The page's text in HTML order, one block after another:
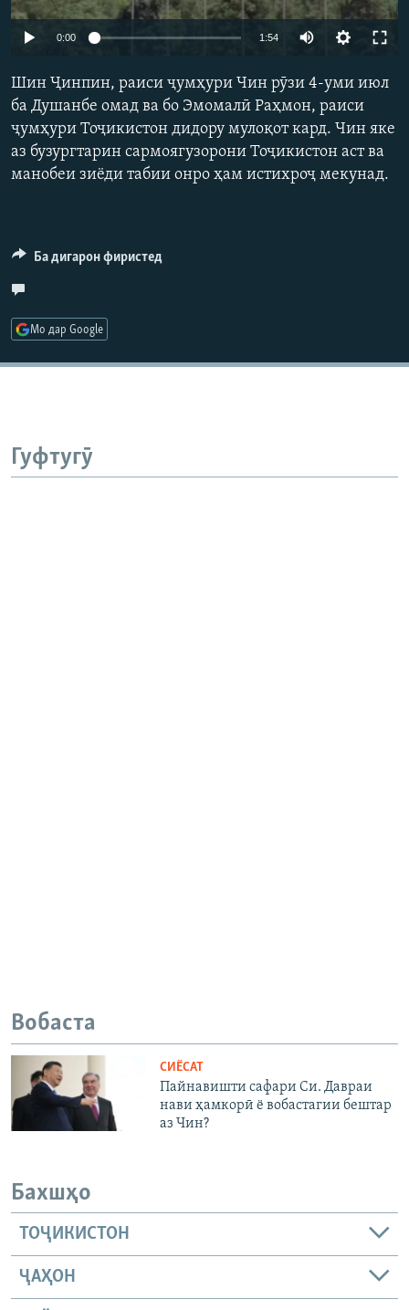
ГУЗОРИШҲОИ РАДИОӢ
Русский
ПАЙГИРӢ КУНЕД
Auto 240p 360p 480p
720p
0:00 1:54
480p
Шин Ҷинпин, раиси ҷумҳури Чин рӯзи 4-уми июл
ба Душанбе омад ва бо Эмомалӣ Раҳмон, раиси
ҷумҳури Тоҷикистон дидору мулоқот кард. Чин яке
аз бузургтарин сармоягузорони Тоҷикистон аст ва
манобеи зиёди табии онро ҳам истихроҷ мекунад.
Ба дигарон фиристед
Мо дар Google
Гуфтугӯ
Вобаста
СИЁСАТ
Пайнавишти сафари Си. Давраи
нави ҳамкорӣ ё вобастагии бештар
аз Чин?
Бахшҳо
ТОҶИКИСТОН
ҶАҲОН